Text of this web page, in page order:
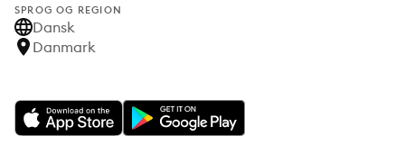
SPROG OG REGION
Dansk
Danmark